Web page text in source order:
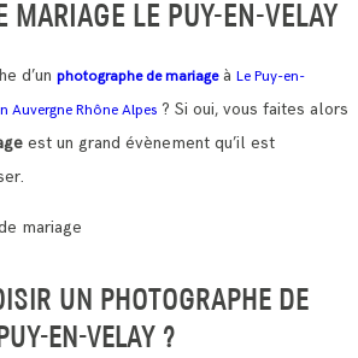
MARIAGE LE PUY-EN-VELAY
d’un photographe de mariageà Le Puy-en-
Auvergne Rhône Alpes ? Si oui, vous faites alors
est un grand évènement qu’il est
UN PHOTOGRAPHE DE
EN-VELAY ?